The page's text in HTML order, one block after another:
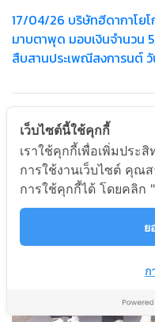
17/04/26 บริษัทฮีดากาโยโ
มาบตาพุด มอบเงินจำนวน
สืบสานประเพณีสงการนต์
เว็บไซต์นี้ใช้คุกกี้
เราใช้คุกกี้เพื่อเพิ่มปร
การใช้งานเว็บไซต์ คุณ
การใช้คุกกี้ได้ โดยคลิก
ย
ก